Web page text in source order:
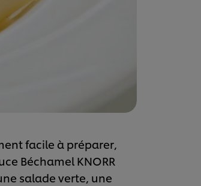
facile à préparer,
Béchamel KNORR
salade verte, une